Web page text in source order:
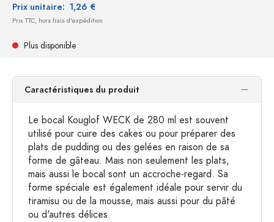
Prix unitaire: 1,26 €
Prix TTC, hors frais d'expédition
Plus disponible
Caractéristiques du produit
Le bocal Kouglof WECK de 280 ml est souvent
utilisé pour cuire des cakes ou pour préparer des
plats de pudding ou des gelées en raison de sa
forme de gâteau. Mais non seulement les plats,
mais aussi le bocal sont un accroche-regard. Sa
forme spéciale est également idéale pour servir du
tiramisu ou de la mousse, mais aussi pour du pâté
ou d'autres délices.